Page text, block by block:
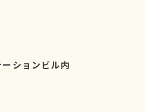
ションビル内